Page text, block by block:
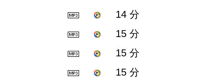
14 分
15 分
15 分
15 分